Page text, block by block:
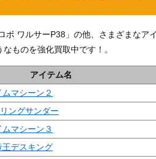
ボ ワルサーP38」の他、さまざまな
ものを強化買取中です！。
アイテム名
マシーン２
ングサンダー
マシーン３
王デスキング